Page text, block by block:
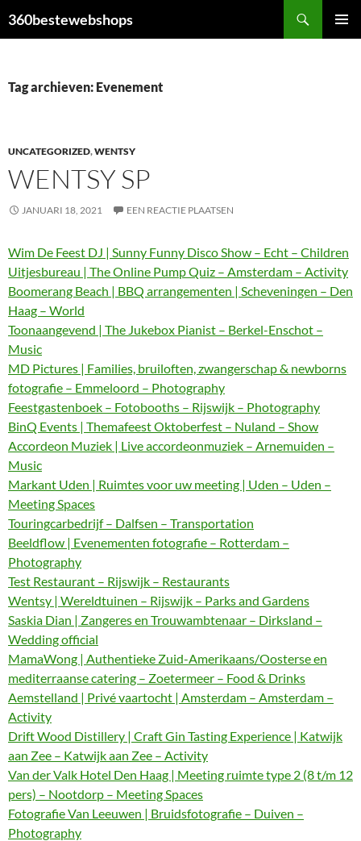
naar
360bestewebshops
Tag archieven: Evenement
UNCATEGORIZED,WENTSY
WENTSY SP
JANUARI 18, 2021 EEN REACTIE PLAATSEN
Wim De Feest DJ | Sunny Funny Disco Show – Echt – Children
Uitjesbureau | The Online Pump Quiz – Amsterdam – Activity
Boomerang Beach | BBQ arrangementen | Scheveningen – Den
Haag – World
Toonaangevend | The Jukebox Pianist – Berkel-Enschot –
Music
MD Pictures | Families, bruiloften, zwangerschap & newborns
fotografie – Emmeloord – Photography
Feestgastenboek – Fotobooths – Rijswijk – Photography
BinQ Events | Themafeest Oktoberfest – Nuland – Show
Accordeon Muziek | Live accordeonmuziek – Arnemuiden –
Music
Markant Uden | Ruimtes voor uw meeting | Uden – Uden –
Meeting Spaces
Touringcarbedrijf – Dalfsen – Transportation
Beeldflow | Evenementen fotografie – Rotterdam –
Photography
Test Restaurant – Rijswijk – Restaurants
Wentsy | Wereldtuinen – Rijswijk – Parks and Gardens
Saskia Dian | Zangeres en Trouwambtenaar – Dirksland –
Wedding official
MamaWong | Authentieke Zuid-Amerikaans/Oosterse en
mediterraanse catering – Zoetermeer – Food & Drinks
Aemstelland | Privé vaartocht | Amsterdam – Amsterdam –
Activity
Drift Wood Distillery | Craft Gin Tasting Experience | Katwijk
aan Zee – Katwijk aan Zee – Activity
Van der Valk Hotel Den Haag | Meeting ruimte type 2 (8 t/m 12
pers) – Nootdorp – Meeting Spaces
Fotografie Van Leeuwen | Bruidsfotografie – Duiven –
Photography